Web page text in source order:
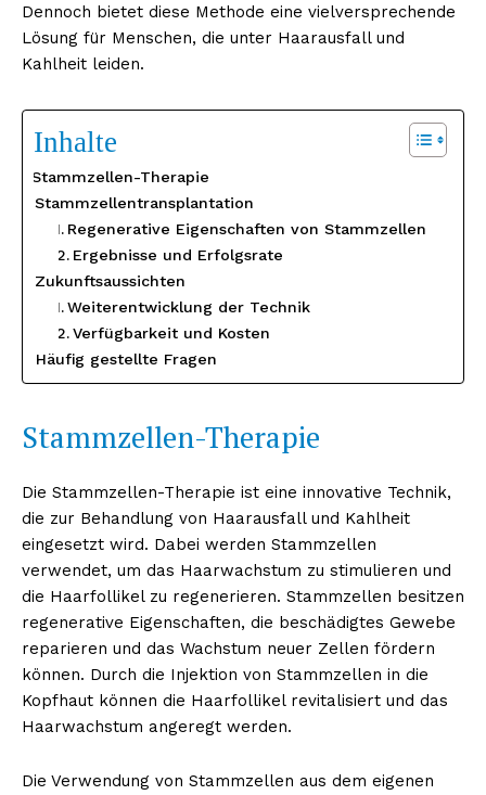
Dennoch bietet diese Methode eine vielversprechende
Lösung für Menschen, die unter Haarausfall und
Kahlheit leiden.
Inhalte
Stammzellen-Therapie
Stammzellentransplantation
Regenerative Eigenschaften von Stammzellen
Ergebnisse und Erfolgsrate
Zukunftsaussichten
Weiterentwicklung der Technik
Verfügbarkeit und Kosten
Häufig gestellte Fragen
Stammzellen-Therapie
Die Stammzellen-Therapie ist eine innovative Technik,
die zur Behandlung von Haarausfall und Kahlheit
eingesetzt wird. Dabei werden Stammzellen
verwendet, um das Haarwachstum zu stimulieren und
die Haarfollikel zu regenerieren. Stammzellen besitzen
regenerative Eigenschaften, die beschädigtes Gewebe
reparieren und das Wachstum neuer Zellen fördern
können. Durch die Injektion von Stammzellen in die
Kopfhaut können die Haarfollikel revitalisiert und das
Haarwachstum angeregt werden.
Die Verwendung von Stammzellen aus dem eigenen